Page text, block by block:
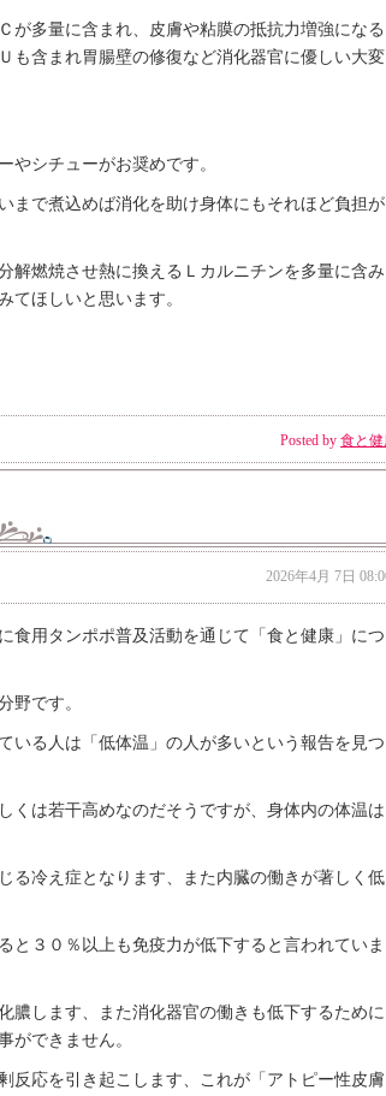
が多量に含まれ、皮膚や粘膜の抵抗力増強になる
も含まれ胃腸壁の修復など消化器官に優しい大変
やシチューがお奨めです。
まで煮込めば消化を助け身体にもそれほど負担が
解燃焼させ熱に換えるＬカルニチンを多量に含み
てほしいと思います。
Posted by 食と
2026年4月 7日
食用タンポポ普及活動を通じて「食と健康」につ
野です。
いる人は「低体温」の人が多いという報告を見つ
くは若干高めなのだそうですが、身体内の体温は
る冷え症となります、また内臓の働きが著しく低
と３０％以上も免疫力が低下すると言われていま
膿します、また消化器官の働きも低下するために
ができません。
反応を引き起こします、これが「アトピー性皮膚